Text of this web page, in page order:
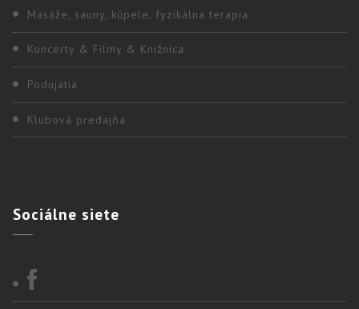
Masáže, sauny, kúpele, fyzikálna terapia
Koncerty & Filmy & Knižnica
Podujatia
Klubová predajňa
Sociálne siete